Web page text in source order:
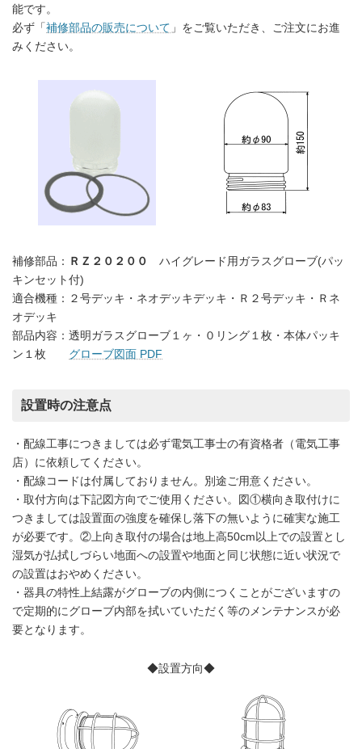
能です。
必ず「補修部品の販売について 」をご覧いただき、ご注文にお進
みください。
補修部品： ＲＺ２０２００
ハイグレード用ガラスグローブ(パッ
キンセット付)
適合機種：２号デッキ・ネオデッキデッキ・Ｒ２号デッキ・Ｒネ
オデッキ
部品内容：透明ガラスグローブ１ヶ・０リング１枚・本体パッキ
ン１枚 グローブ図面 PDF
設置時の注意点
・配線工事につきましては必ず電気工事士の有資格者（電気工事
店）に依頼してください。
・配線コードは付属しておりません。別途ご用意ください。
・取付方向は下記図方向でご使用ください。図①横向き取付けに
つきましては設置面の強度を確保し落下の無いように確実な施工
が必要です。②上向き取付の場合は地上高50cm以上での設置とし
湿気が払拭しづらい地面への設置や地面と同じ状態に近い状況で
の設置はおやめください。
・器具の特性上結露がグローブの内側につくことがございますの
で定期的にグローブ内部を拭いていただく等のメンテナンスが必
要となります。
◆設置方向◆